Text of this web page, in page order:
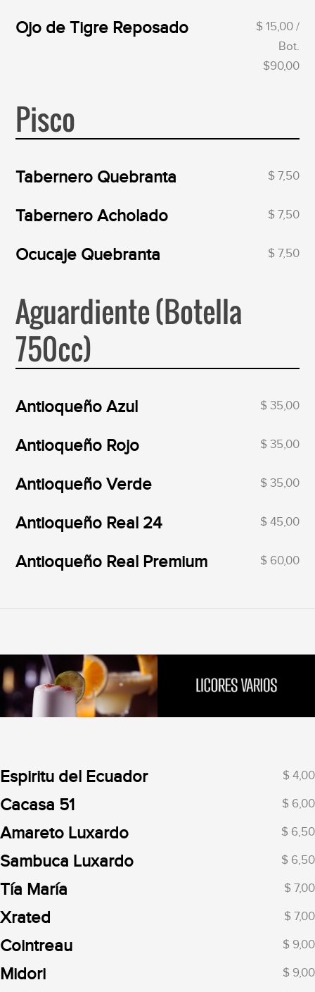
Ojo de Tigre Reposado
$ 15,00 /
Bot.
$90,00
Pisco
Tabernero Quebranta $ 7,50
Tabernero Acholado $ 7,50
Ocucaje Quebranta $ 7,50
Aguardiente (Botella
750cc)
Antioqueño Azul $ 35,00
Antioqueño Rojo $ 35,00
Antioqueño Verde $ 35,00
Antioqueño Real 24 $ 45,00
Antioqueño Real Premium $ 60,00
Espiritu del Ecuador $ 4,00
Cacasa 51 $ 6,00
Amareto Luxardo $ 6,50
Sambuca Luxardo $ 6,50
Tía María $ 7,00
Xrated $ 7,00
Cointreau $ 9,00
Midori $ 9,00